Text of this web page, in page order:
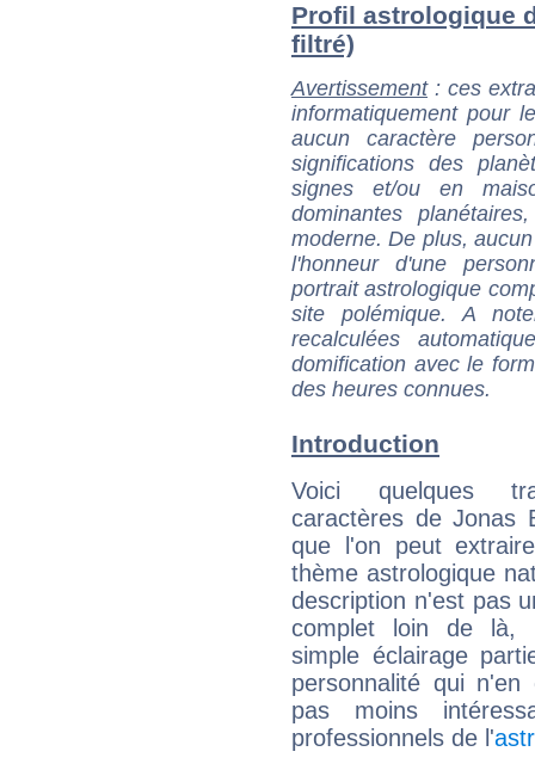
Profil astrologique
filtré)
Avertissement: ces
informatiquement pour
aucun caractère
significations des
signes et/ou en
dominantes
moderne. De plus,
l'honneur d'une
portrait astrologique
site polémique. A
recalculées
domification avec le
des heures connues.
Introduction
Voici quelques
caractères de Jonas
que l'on peut
thème astrologique
description n'est pas
complet loin de là,
simple éclairage
personnalité qui n'en
pas moins
professionnels de l'